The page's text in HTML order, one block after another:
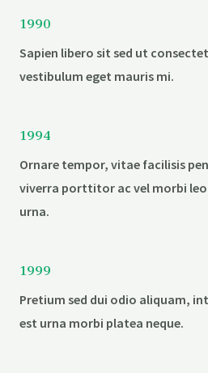
1990
Sapien libero sit sed ut
vestibulum eget mauris mi.
1994
Ornare tempor, vitae facilisis
viverra porttitor ac vel morbi
urna.
1999
Pretium sed dui odio aliquam,
est urna morbi platea neque.